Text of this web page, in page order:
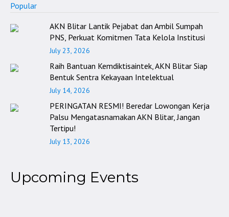
Popular
AKN Blitar Lantik Pejabat dan Ambil Sumpah
PNS, Perkuat Komitmen Tata Kelola Institusi
July 23, 2026
Raih Bantuan Kemdiktisaintek, AKN Blitar Siap
Bentuk Sentra Kekayaan Intelektual
July 14, 2026
PERINGATAN RESMI! Beredar Lowongan Kerja
Palsu Mengatasnamakan AKN Blitar, Jangan
Tertipu!
July 13, 2026
Upcoming Events